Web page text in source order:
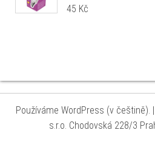
45 Kč
Používáme WordPress (v češtině). |
s.r.o. Chodovská 228/3